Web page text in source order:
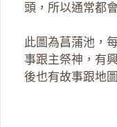
頭，所以通常都
此圖為菖蒲池，
事跟主祭神，有
後也有故事跟地